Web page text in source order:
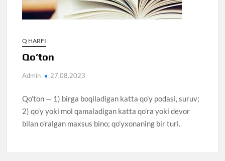
Q HARFI
Qo’ton
Admin 27.08.2023
Qo’ton — 1) birga boqiladigan katta qo’y podasi, suruv;
2) qo’y yoki mol qamaladigan katta qo’ra yoki devor
bilan o’ralgan maxsus bino; qo’yxonaning bir turi.